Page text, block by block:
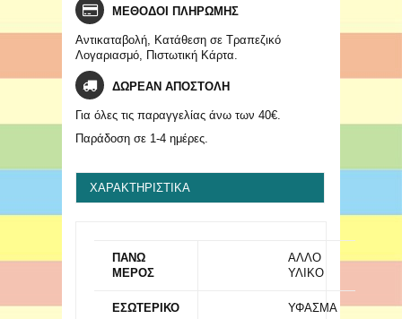
ΜΕΘΟΔΟΙ ΠΛΗΡΩΜΗΣ
Αντικαταβολή, Κατάθεση σε Τραπεζικό
Λογαριασμό, Πιστωτική Κάρτα.
ΔΩΡΕΑΝ ΑΠΟΣΤΟΛΗ
Για όλες τις παραγγελίας άνω των 40€.
Παράδοση σε 1-4 ημέρες.
ΧΑΡΑΚΤΗΡΙΣΤΙΚΆ
ΠΑΝΩ
ΜΕΡΟΣ
ΑΛΛΟ
ΥΛΙΚΟ
ΕΣΩΤΕΡΙΚΟ ΥΦΑΣΜΑ